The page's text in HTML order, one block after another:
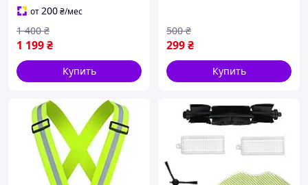
от200₴/мес
1 199₴
1 400 ₴
Купить
299₴
500 ₴
Купить